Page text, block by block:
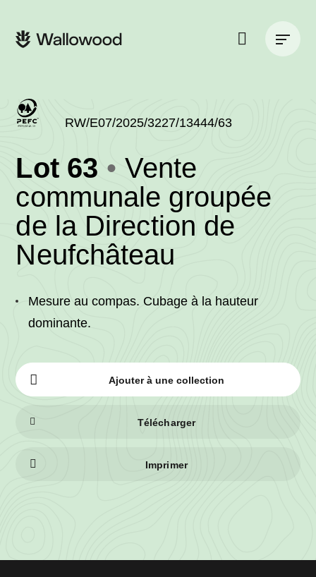
navigation
principale
Lot 63 (RW/E07/2025/
-
Vente
communale groupée
de la Direction de
Neufchâteau
RW/E07/2025/3227/13444/63
Mesure au compas. Cubage à la hauteur
dominante.
Ajouter à une collection
Télécharger
Imprimer
principale